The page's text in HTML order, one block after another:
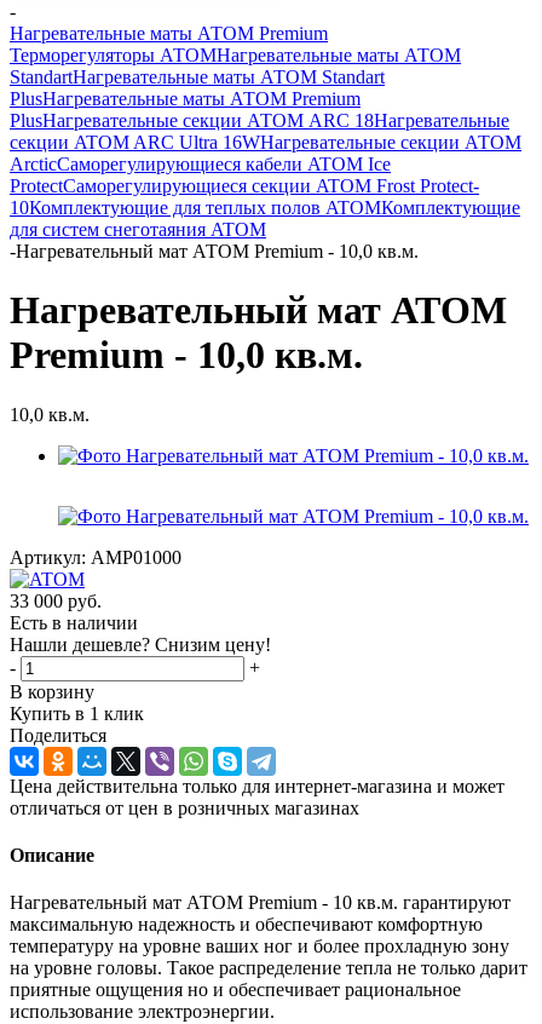
-
Нагревательные маты АТОМ Premium
Терморегуляторы АТОМНагревательные маты АТОМ
StandartНагревательные маты АТОМ Standart
PlusНагревательные маты АТОМ Premium
PlusНагревательные секции АТОМ ARC 18Нагревательные
секции ATOM ARC Ultra 16WНагревательные секции АТОМ
ArcticСаморегулирующиеся кабели ATOM Ice
ProtectСаморегулирующиеся секции ATOM Frost Protect-
10Комплектующие для теплых полов ATOMКомплектующие
для систем снеготаяния ATOM
-Нагревательный мат АТОМ Premium - 10,0 кв.м.
Нагревательный мат АТОМ
Premium - 10,0 кв.м.
10,0 кв.м.
Артикул: AMP01000
33 000 руб.
Есть в наличии
Нашли дешевле? Снизим цену!
-
+
В корзину
Купить в 1 клик
Поделиться
Цена действительна только для интернет-магазина и может
отличаться от цен в розничных магазинах
Описание
Нагревательный мат АТОМ Premium - 10 кв.м. гарантируют
максимальную надежность и обеспечивают комфортную
температуру на уровне ваших ног и более прохладную зону
на уровне головы. Такое распределение тепла не только дарит
приятные ощущения но и обеспечивает рациональное
использование электроэнергии.